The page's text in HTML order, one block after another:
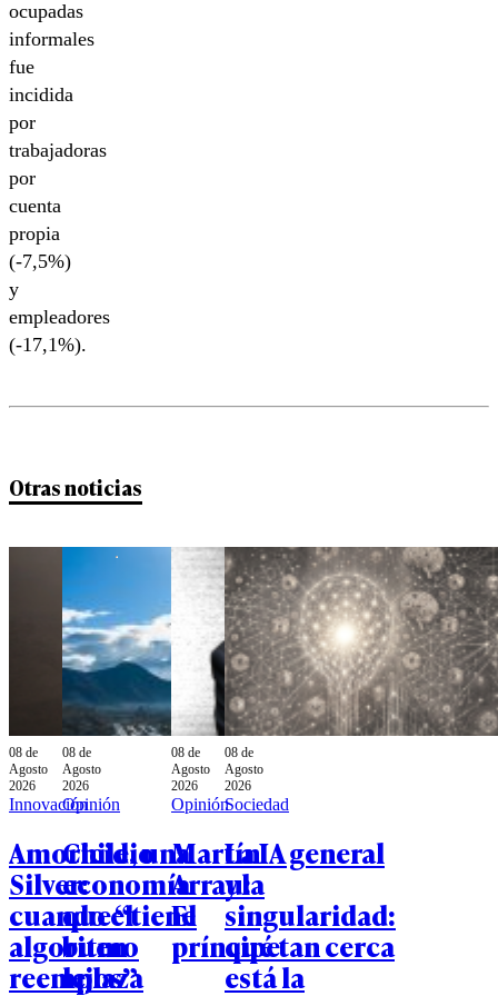
ocupadas
informales
fue
incidida
por
trabajadoras
por
cuenta
propia
(-7,5%)
y
empleadores
(-17,1%).
Otras noticias
08 de
Agosto
2026
Innovación
Amoricidio
Silver:
cuando el
algoritmo
reemplaza
08 de
Agosto
2026
Opinión
Chile, una
economía
que “tiene
buen
lejos”
08 de
Agosto
2026
Opinión
Martín
Arrau:
El
príncipe
08 de
Agosto
2026
Sociedad
La IA general
y la
singularidad:
qué tan cerca
está la